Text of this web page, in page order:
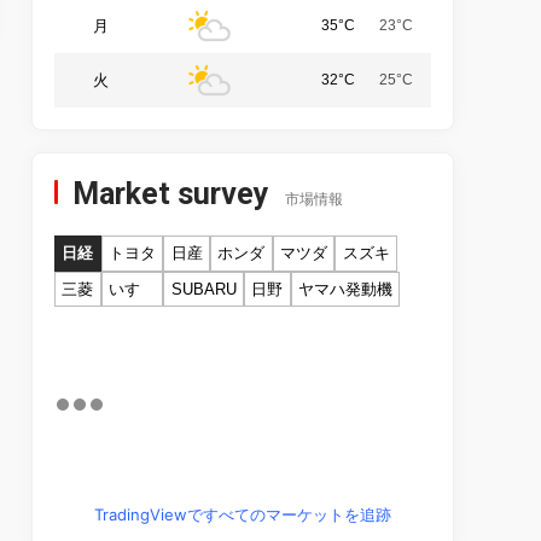
月 35°C 23°C
火 32°C 25°C
Market survey 市場情報
日経 トヨタ 日産 ホンダ マツダ
スズキ
三菱
いすゞ SUBARU 日野 ヤマハ発動機
TradingViewですべてのマーケットを追跡